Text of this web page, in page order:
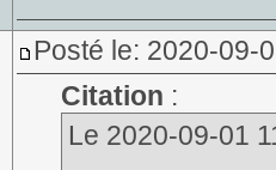
Posté le: 2020-09-
Citation :
Le 2020-09-01